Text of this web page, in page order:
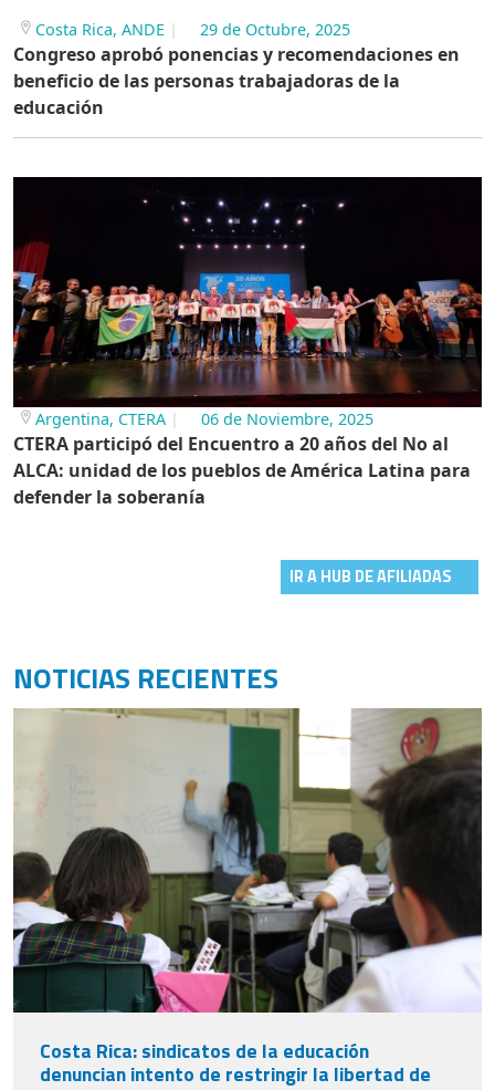
Congreso aprobó ponencias y recomendaciones en
beneficio de las personas trabajadoras de la
educación
Argentina, CTERA 06 de Noviembre, 2025
CTERA participó del Encuentro a 20 años del No al
ALCA: unidad de los pueblos de América Latina para
defender la soberanía
Costa Rica: sindicatos de la educación
denuncian intento de restringir la libertad de
enseñanza